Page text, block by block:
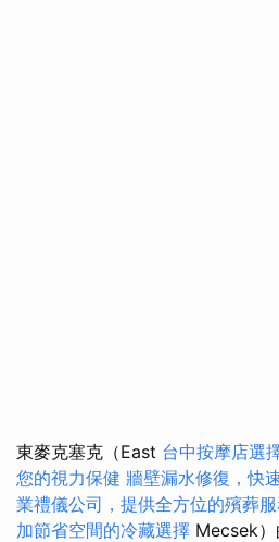
東麥克塞克（East 台中按摩店選
您的視力保健 牆壁漏水修復，快
業禮儀公司，提供全方位的殯葬
加節省空間的冷藏選擇 Mecsek